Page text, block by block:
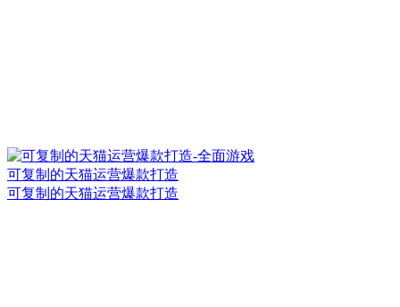
可复制的天猫运营爆款打造
可复制的天猫运营爆款打造